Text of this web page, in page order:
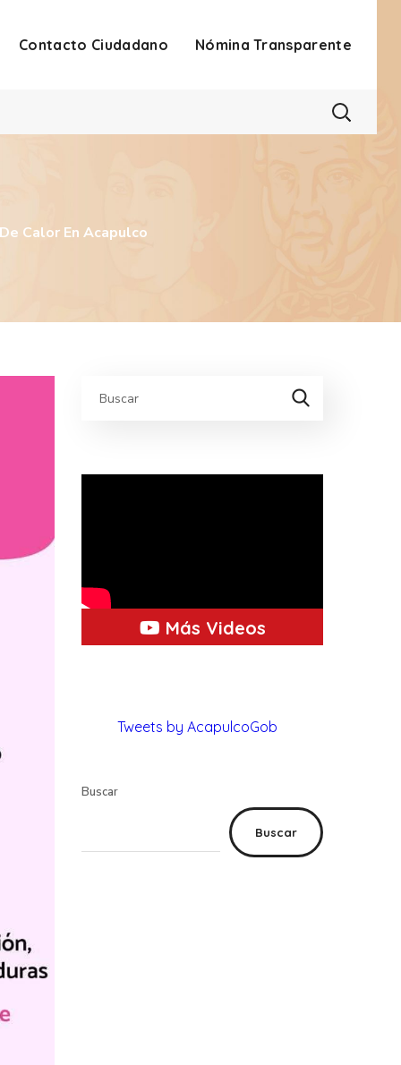
Contacto Ciudadano Nómina Transparente
Calor En Acapulco
Más Videos
Tweets by AcapulcoGob
Buscar
Buscar